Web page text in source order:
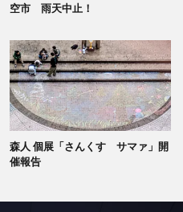
空市 雨天中止！
森人 個展「さんくす サマァ」開
催報告